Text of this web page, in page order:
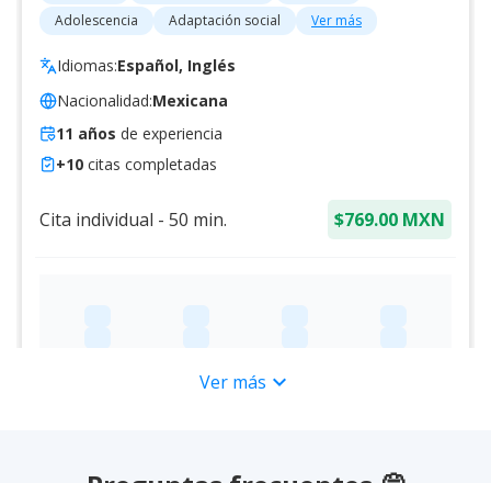
Adolescencia
Adaptación social Ver más
Idiomas:Español, Inglés
Nacionalidad:Mexicana
11 años de experiencia
+10 citas completadas
Cita individual - 50 min. $769.00 MXN
Ver más expand_more